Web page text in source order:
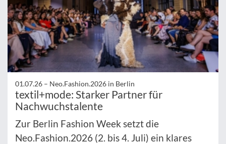
01.07.26 – Neo.Fashion.2026 in Berlin
textil+mode: Starker Partner für
Nachwuchstalente
Zur Berlin Fashion Week setzt die
Neo.Fashion.2026 (2. bis 4. Juli) ein klares